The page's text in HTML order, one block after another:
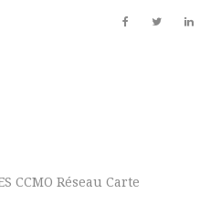
CCMO Réseau Carte